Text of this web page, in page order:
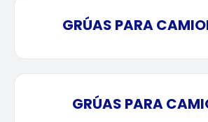
GRÚAS PARA
GRÚAS PARA